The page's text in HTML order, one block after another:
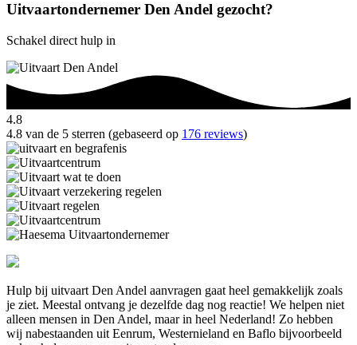
Uitvaartondernemer Den Andel gezocht?
Schakel direct hulp in
4.8
4.8 van de 5 sterren (gebaseerd op 176 reviews)
Hulp bij uitvaart Den Andel aanvragen gaat heel gemakkelijk zoals
je ziet. Meestal ontvang je dezelfde dag nog reactie! We helpen niet
alleen mensen in Den Andel, maar in heel Nederland! Zo hebben
wij nabestaanden uit Eenrum, Westernieland en Baflo bijvoorbeeld